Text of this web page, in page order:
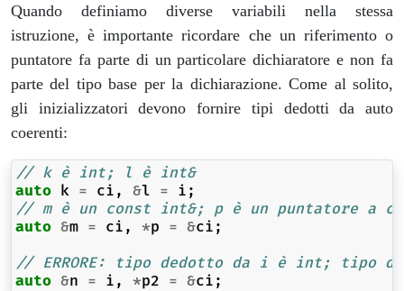
Quando definiamo diverse variabili nella stessa
istruzione, è importante ricordare che un riferimento o
puntatore fa parte di un particolare dichiaratore e non fa
parte del tipo base per la dichiarazione. Come al solito,
gli inizializzatori devono fornire tipi dedotti da auto
coerenti:
// k è int; l è int&
auto k = ci , &l = i ;
// m è un const int&; p è un puntatore a
auto &m = ci , *p = &ci ;
// ERRORE: tipo dedotto da i è int; tipo
auto &n = i , *p2 = &ci ;